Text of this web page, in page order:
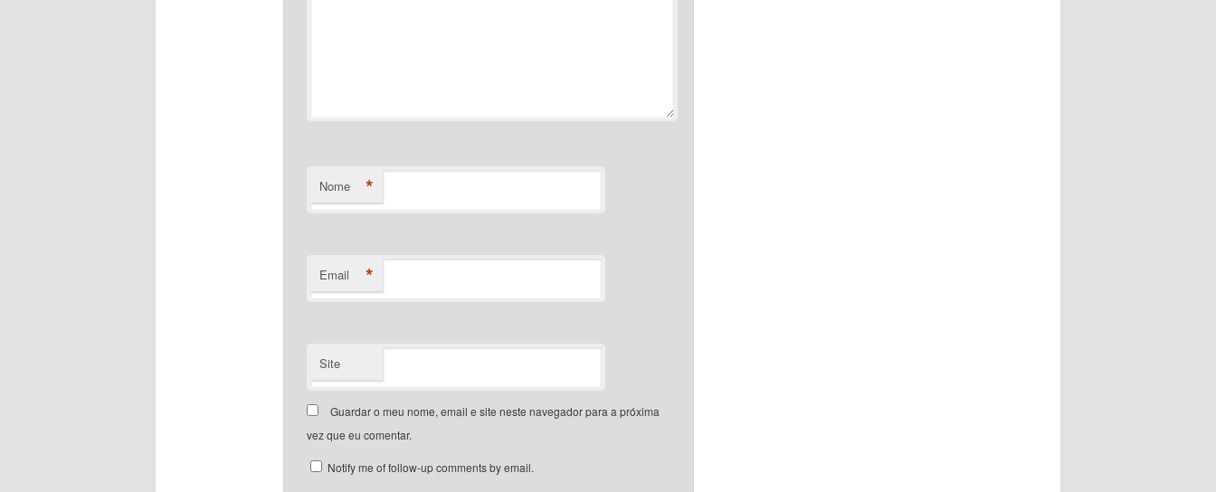
Nome *
Email *
Site
Guardar o meu nome, email e site neste navegador para a próxima
vez que eu comentar.
Notify me of follow-up comments by email.